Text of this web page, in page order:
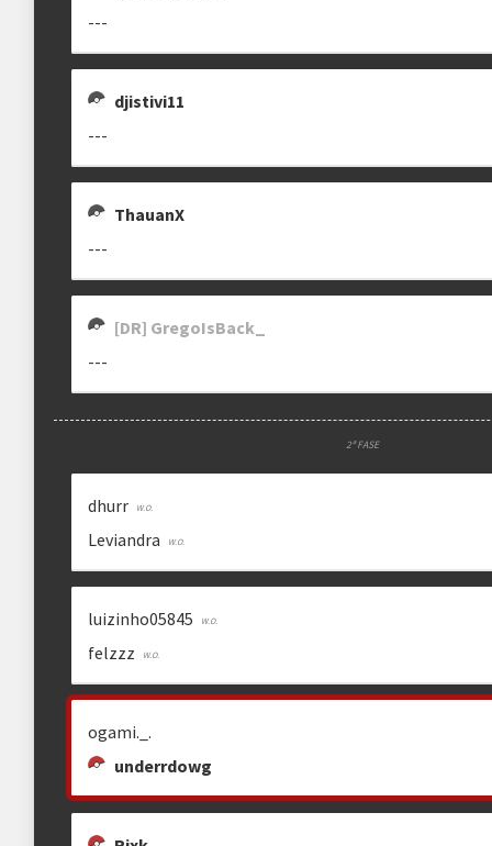
---
djistivi11
---
ThauanX
---
[DR] GregoIsBack_
---
2ª FASE
dhurr
Leviandra
luizinho05845
felzzz
ogami._.
underrdowg